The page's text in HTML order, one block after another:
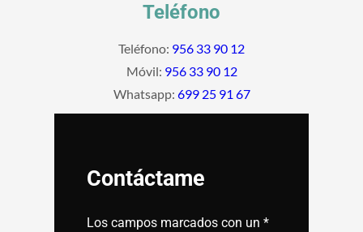
Teléfono
Teléfono: 956 33 90 12
Móvil: 956 33 90 12
Whatsapp: 699 25 91 67
Contáctame
Los campos marcados con un *